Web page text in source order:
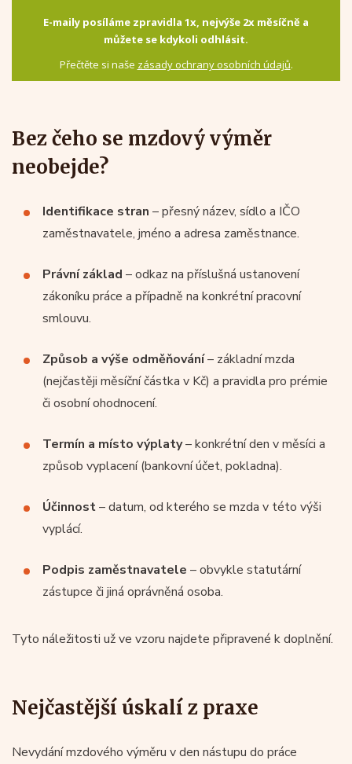
E-maily posíláme zpravidla 1x, nejvýše 2x měsíčně a
můžete se kdykoli odhlásit.
Přečtěte si naše zásady ochrany osobních údajů.
Bez čeho se mzdový výměr
neobejde?
Identifikace stran – přesný název, sídlo a IČO
zaměstnavatele, jméno a adresa zaměstnance.
Právní základ – odkaz na příslušná ustanovení
zákoníku práce a případně na konkrétní pracovní
smlouvu.
Způsob a výše odměňování– základní mzda
(nejčastěji měsíční částka v Kč) a pravidla pro prémie
či osobní ohodnocení.
Termín a místo výplaty– konkrétní den v měsíci a
způsob vyplacení (bankovní účet, pokladna).
Účinnost– datum, od kterého se mzda v této výši
vyplácí.
Podpis zaměstnavatele – obvykle statutární
zástupce či jiná oprávněná osoba.
Tyto náležitosti už ve vzoru najdete připravené k doplnění.
Nejčastější úskalí z praxe
Nevydání mzdového výměru v den nástupu do práce